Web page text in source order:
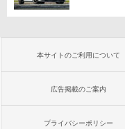
本サイトのご利用について
広告掲載のご案内
プライバシーポリシー